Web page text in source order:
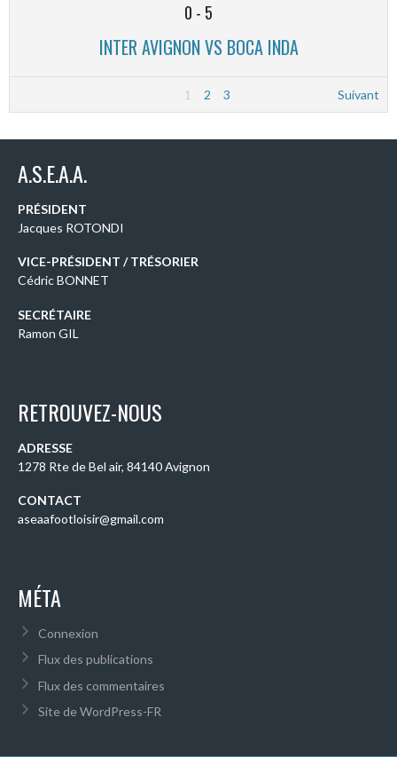
0 - 5
INTER AVIGNON VS BOCA INDA
1 2 3 Suivant
A.S.E.A.A.
PRÉSIDENT
Jacques ROTONDI
VICE-PRÉSIDENT / TRÉSORIER
Cédric BONNET
SECRÉTAIRE
Ramon GIL
RETROUVEZ-NOUS
ADRESSE
1278 Rte de Bel air, 84140 Avignon
CONTACT
aseaafootloisir@gmail.com
MÉTA
Connexion
Flux des publications
Flux des commentaires
Site de WordPress-FR